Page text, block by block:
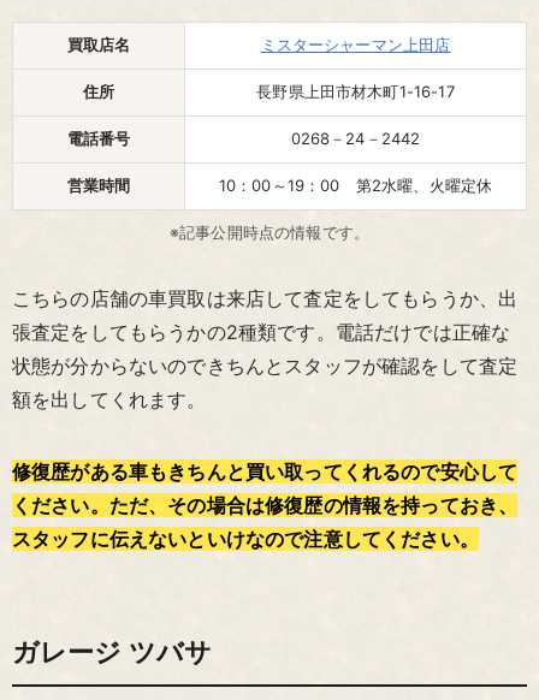
買取店名 ミスターシャーマン上田店
住所 長野県上田市材木町1-16-17
電話番号 0268－24－2442
営業時間 10：00～19：00 第2水曜、火曜定休
※記事公開時点の情報です。
こちらの店舗の車買取は来店して査定をしてもらうか、出
張査定をしてもらうかの2種類です。電話だけでは正確な
状態が分からないのできちんとスタッフが確認をして査定
額を出してくれます。
修復歴がある車もきちんと買い取ってくれるので安心して
ください。ただ、その場合は修復歴の情報を持っておき、
スタッフに伝えないといけなので注意してください。
ガレージ ツバサ